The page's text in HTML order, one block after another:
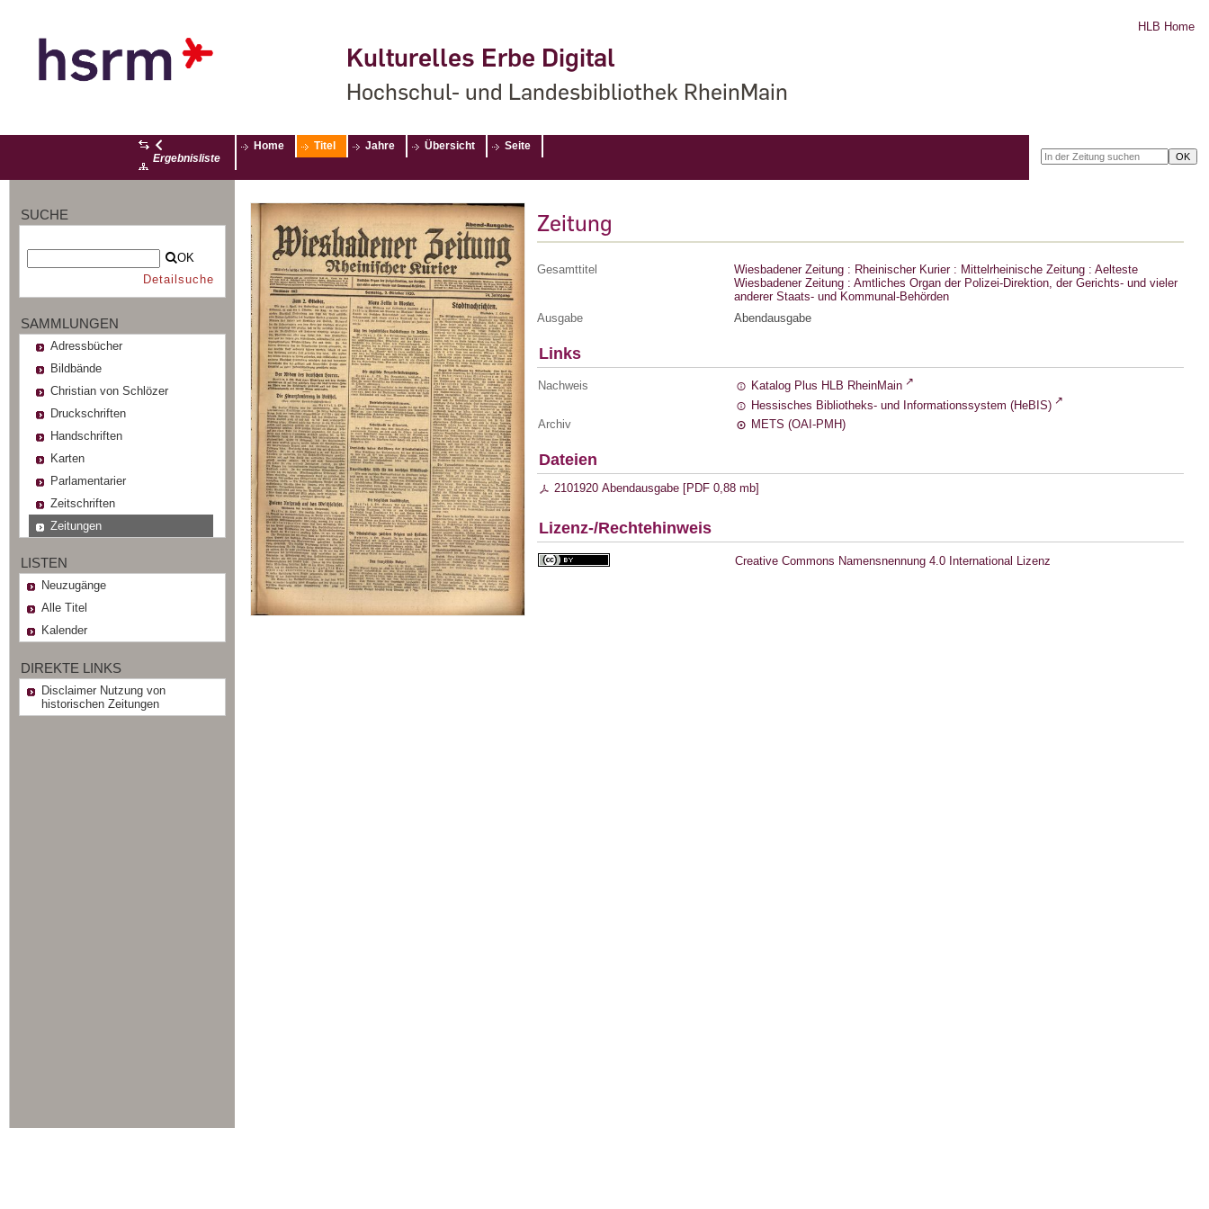
Kulturelles Erbe Digital
Hochschul- und Landesbibliothek RheinMain
HLB Home
Ergebnisliste
Home Titel Jahre Übersicht Seite
SUCHE
OK
Detailsuche
SAMMLUNGEN
Adressbücher
Bildbände
Christian von Schlözer
Druckschriften
Handschriften
Karten
Parlamentarier
Zeitschriften
Zeitungen
LISTEN
Neuzugänge
Alle Titel
Kalender
DIREKTE LINKS
Disclaimer Nutzung von
historischen Zeitungen
Zeitung
Gesamttitel
Wiesbadener Zeitung : Rheinischer Kurier : Mittelrheinische Zeitung : Aelteste
Wiesbadener Zeitung : Amtliches Organ der Polizei-Direktion, der Gerichts- und vieler
anderer Staats- und Kommunal-Behörden
Ausgabe
Abendausgabe
Links
Nachweis
Katalog Plus HLB RheinMain
Hessisches Bibliotheks- und Informationssystem (HeBIS)
Archiv
METS (OAI-PMH)
Dateien
2101920 Abendausgabe [PDF 0,88 mb]
Lizenz-/Rechtehinweis
Creative Commons Namensnennung 4.0 International Lizenz